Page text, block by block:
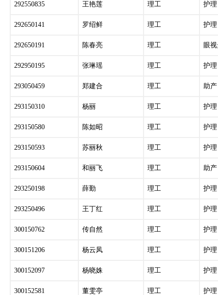
292550835 王艳莲 理工 护理
292650141 罗绍鲜 理工 护理
292650191 陈春亮 理工 眼
292950195 张琳瑶 理工 护理
293050459 郑建合 理工 助产
293150310 杨丽 理工 护理
293150580 陈如昭 理工 护理
293150593 苏丽秋 理工 护理
293150604 和丽飞 理工 助产
293250198 薛勤 理工 护理
293250496 王丁红 理工 护理
300150762 传自然 理工 护理
300151206 杨云凤 理工 护理
300152097 杨晓姝 理工 护理
300152581 董雯亭 理工 护理